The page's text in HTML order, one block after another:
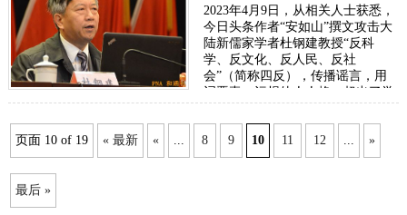
2023年4月9日，从相关人士获悉，
今日头条作者“安如山”撰文攻击大
陆新儒家学者杜钢建教授“反科
学、反文化、反人民、反社
会”（简称四反），传播谣言，用
词恶毒，污损他人人格，超出了学
的名誉侵权，法院…
时间：2023-04-15
页面 10 of 19 « 最新 « ... 8 9 10 11 12 ... »
最后 »